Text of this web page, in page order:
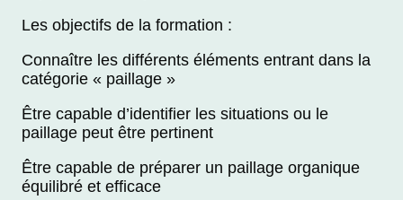
Les objectifs de la formation :
Connaître les différents éléments entrant dans la
catégorie « paillage »
Être capable d’identifier les situations ou le
paillage peut être pertinent
Être capable de préparer un paillage organique
équilibré et efficace